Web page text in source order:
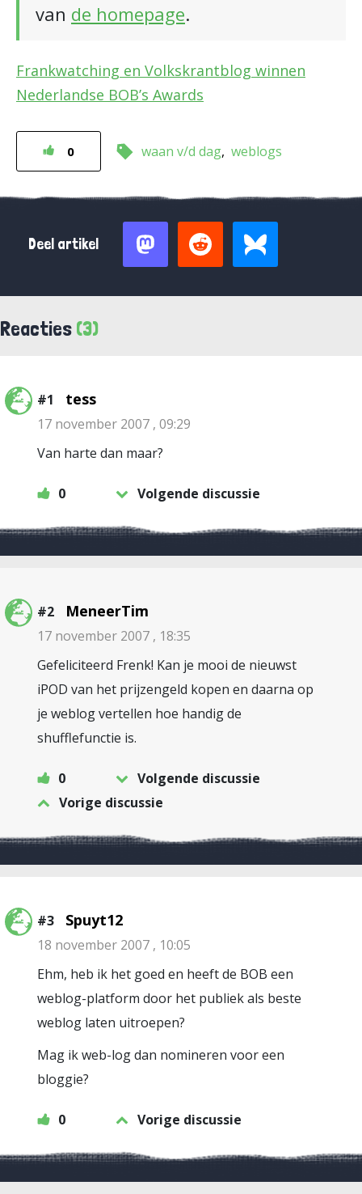
van de homepage.
Frankwatching en Volkskrantblog winnen
Nederlandse BOB’s Awards
0 waan v/d dag weblogs
Deel artikel
Reacties (3)
#1 tess
17 november 2007 , 09:29
Van harte dan maar?
0 Volgende discussie
#2 MeneerTim
17 november 2007 , 18:35
Gefeliciteerd Frenk! Kan je mooi de nieuwst
iPOD van het prijzengeld kopen en daarna op
je weblog vertellen hoe handig de
shufflefunctie is.
0
Volgende discussie
Vorige discussie
#3 Spuyt12
18 november 2007 , 10:05
Ehm, heb ik het goed en heeft de BOB een
weblog-platform door het publiek als beste
weblog laten uitroepen?
Mag ik web-log dan nomineren voor een
bloggie?
0 Vorige discussie